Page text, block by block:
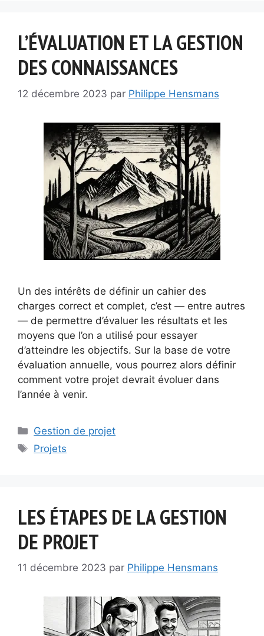
L’ÉVALUATION ET LA GESTION
DES CONNAISSANCES
12 décembre 2023 par Philippe Hensmans
Un des intérêts de définir un cahier des
charges correct et complet, c’est — entre autres
— de permettre d’évaluer les résultats et les
moyens que l’on a utilisé pour essayer
d’atteindre les objectifs. Sur la base de votre
évaluation annuelle, vous pourrez alors définir
comment votre projet devrait évoluer dans
l’année à venir.
Catégories
Gestion de projet
Étiquettes
Projets
LES ÉTAPES DE LA GESTION
DE PROJET
11 décembre 2023 par Philippe Hensmans